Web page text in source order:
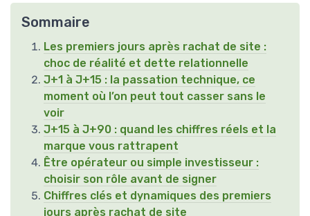
Sommaire
Les premiers jours après rachat de site :
choc de réalité et dette relationnelle
J+1 à J+15 : la passation technique, ce
moment où l’on peut tout casser sans le
voir
J+15 à J+90 : quand les chiffres réels et la
marque vous rattrapent
Être opérateur ou simple investisseur :
choisir son rôle avant de signer
Chiffres clés et dynamiques des premiers
jours après rachat de site